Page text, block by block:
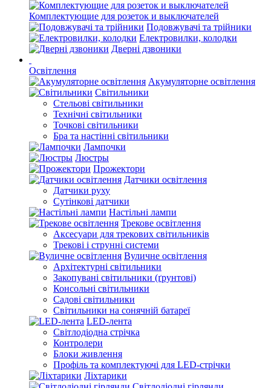
Комплектующие для розеток и выключателей
Подовжувачі та трійники
Електровилки, колодки
Дверні дзвоники
Освітлення
Акумуляторне освітлення
Світильники
Стельові світильники
Технічні світильники
Точкові світильники
Бра та настінні світильники
Лампочки
Люстры
Прожектори
Датчики освітлення
Датчики руху
Сутінкові датчики
Настільні лампи
Трекове освітлення
Аксесуари для трекових світильників
Трекові і струнні системи
Вуличне освітлення
Архітектурні світильники
Закопувані світильники (ґрунтові)
Консольні світильники
Садові світильники
Світильники на сонячній батареї
LED-лента
Світлодіодна стрічка
Контролери
Блоки живлення
Профіль та комплектуючі для LED-стрічки
Ліхтарики